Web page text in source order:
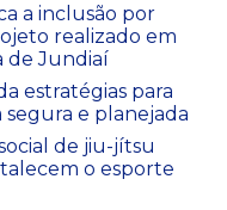
a inclusão por
realizado em
de Jundiaí
estratégias para
e planejada
de jiu-jítsu
o esporte